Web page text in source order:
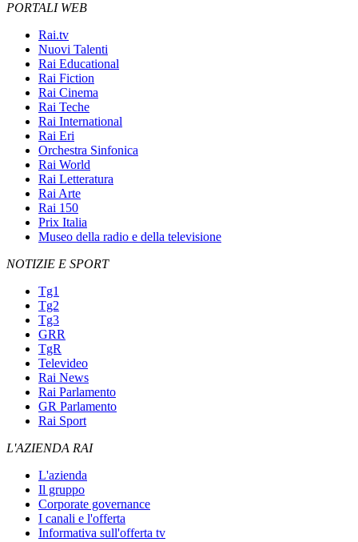
PORTALI WEB
Rai.tv
Nuovi Talenti
Rai Educational
Rai Fiction
Rai Cinema
Rai Teche
Rai International
Rai Eri
Orchestra Sinfonica
Rai World
Rai Letteratura
Rai Arte
Rai 150
Prix Italia
Museo della radio e della televisione
NOTIZIE E SPORT
Tg1
Tg2
Tg3
GRR
TgR
Televideo
Rai News
Rai Parlamento
GR Parlamento
Rai Sport
L'AZIENDA RAI
L'azienda
Il gruppo
Corporate governance
I canali e l'offerta
Informativa sull'offerta tv